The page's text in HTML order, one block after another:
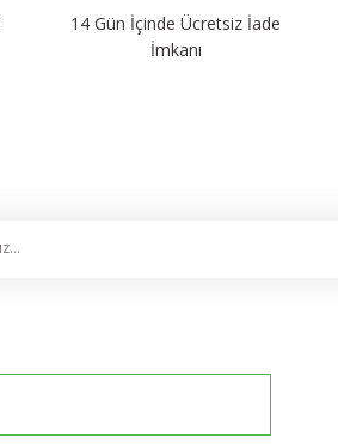
14 Gün İçinde Ücretsiz İade
İmkanı